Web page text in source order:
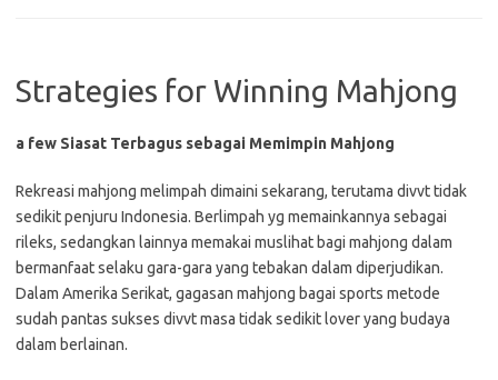
Strategies for Winning Mahjong
a few Siasat Terbagus sebagai Memimpin Mahjong
Rekreasi mahjong melimpah dimaini sekarang, terutama divvt tidak
sedikit penjuru Indonesia. Berlimpah yg memainkannya sebagai
rileks, sedangkan lainnya memakai muslihat bagi mahjong dalam
bermanfaat selaku gara-gara yang tebakan dalam diperjudikan.
Dalam Amerika Serikat, gagasan mahjong bagai sports metode
sudah pantas sukses divvt masa tidak sedikit lover yang budaya
dalam berlainan.